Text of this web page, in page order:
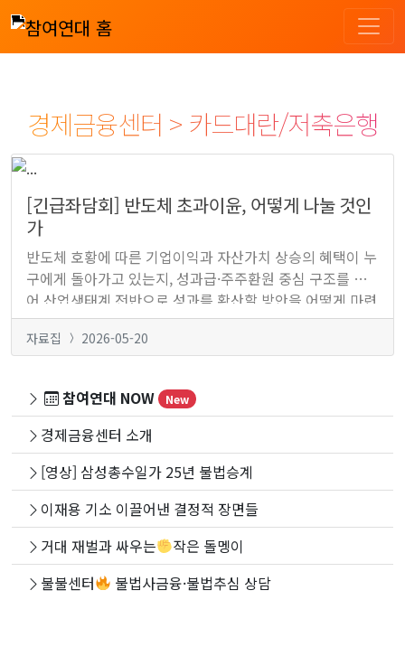
경제금융센터 > 카드대란/저축은행
[긴급좌담회] 반도체 초과이윤, 어떻게 나눌 것인
가
반도체 호황에 따른 기업이익과 자산가치 상승의 혜택이 누
구에게 돌아가고 있는지, 성과급·주주환원 중심 구조를 넘
어 산업생태계 전반으로 성과를 확산할 방안을 어떻게 마련
할 것인지 등 반도체 호황의 과실이 어떻게 분배되고 있는
지 진단하고 사회적 환원과 초과이윤 공유 방안을 모색하고
자료집 2026-05-20
참여연대 NOW New
경제금융센터 소개
[영상] 삼성총수일가 25년 불법승계
이재용 기소 이끌어낸 결정적 장면들
거대 재벌과 싸우는
작은 돌멩이
불불센터
불법사금융·불법추심 상담